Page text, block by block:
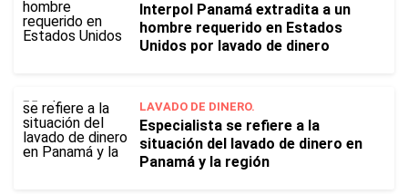
Interpol Panamá extradita a un
hombre requerido en Estados
Unidos por lavado de dinero
LAVADO DE DINERO.
Especialista se refiere a la
situación del lavado de dinero en
Panamá y la región